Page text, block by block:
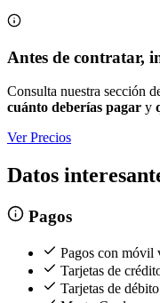
Antes de contratar,
Consulta nuestra sección
cuánto deberías pagar y
Ver Precios
Datos
Pagos
Pagos con móvil
Tarjetas de
Tarjetas de débito